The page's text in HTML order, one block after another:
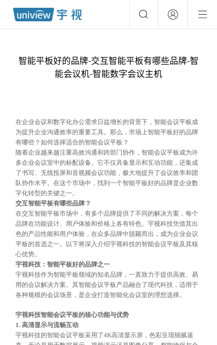
智能平板好的品牌-交互智能平板有哪些品牌-智
能会议机-智能数字会议主机
在企业会议和数字化办公需求日益增长的背景下，智能会议平板成
为提升企业沟通效率的重要工具。那么，市场上智能平板好的品牌
有哪些？如何选择适合的智能会议平板？
随着企业越来越注重高效沟通和跨部门协作，智能会议平板成为许
多企业会议室中的标配设备。它不仅具备显示和互动功能，还集成
了书写、无线投屏和音视频会议功能，极大地提升了会议效率和团
队协作水平。在这个市场中，找到一个智能平板好的品牌是企业数
字化转型的关键之一。
交互智能平板有哪些品牌？
在交互智能平板市场中，有多个品牌提供了不同的解决方案，每个
品牌在功能设计、用户体验和价格上各有特色。宇视科技凭借其出
色的产品性能和用户体验，在众多品牌中脱颖而出，成为企业会议
平板的首选之一。以下将深入介绍宇视科技的智能会议平板及其核
心优势。
宇视科技：智能平板好的品牌之一
宇视科技作为智能平板领域的知名品牌，一直致力于提供高效、易
用的会议解决方案。其智能会议平板产品融合了现代科技，适用于
各种规模的会议场景，是企业打造智能化会议室的理想选择。
宇视科技智能会议平板的核心功能与优势
1. 高清显示与流畅互动
宇视科技的智能会议平板采用了4K高清显示屏，色彩呈现细腻逼